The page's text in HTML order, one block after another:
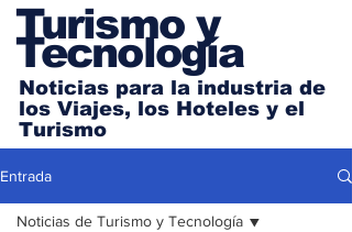
Turismo y
Tecnología
Noticias para la industria de
los Viajes, los Hoteles y el
Turismo
Entrada
Noticias de Turismo y Tecnología